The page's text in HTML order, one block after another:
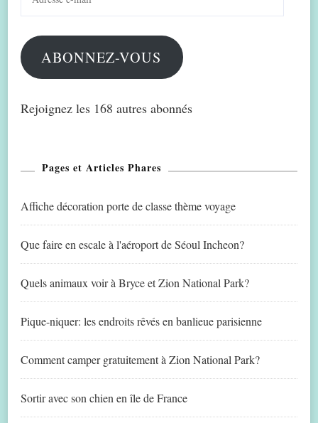
mail
ABONNEZ-VOUS
Rejoignez les 168 autres abonnés
Pages et Articles Phares
Affiche décoration porte de classe thème voyage
Que faire en escale à l'aéroport de Séoul Incheon?
Quels animaux voir à Bryce et Zion National Park?
Pique-niquer: les endroits rêvés en banlieue parisienne
Comment camper gratuitement à Zion National Park?
Sortir avec son chien en île de France